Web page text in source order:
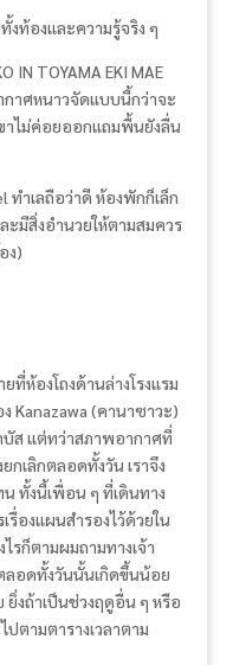
ท้องและความรู้จริง ๆ
IN TOYAMA EKI MAE
กาศหนาวจัดแบบนี้กว่าจะ
าไม่ค่อยออกแถมพื้นยังลื่น
ทำเลถือว่าดี ห้องพักก็เล็ก
มีสิ่งอำนวยให้ตามสมควร
ง)
ที่ห้องโถงด้านล่างโรงแรม
Kanazawa (คานาซาวะ)
บัส แต่ทว่าสภาพอากาศที่
เลิกตลอดทั้งวัน เราจึง
ทั้งนี้เพื่อน ๆ ที่เดินทาง
รื่องแผนสำรองไว้ด้วยใน
ก็ตามผมถามทางเจ้า
ลอดทั้งวันนั้นเกิดขึ้นน้อย
ยิ่งถ้าเป็นช่วงฤดูอื่น ๆ หรือ
ตามตารางเวลาตาม